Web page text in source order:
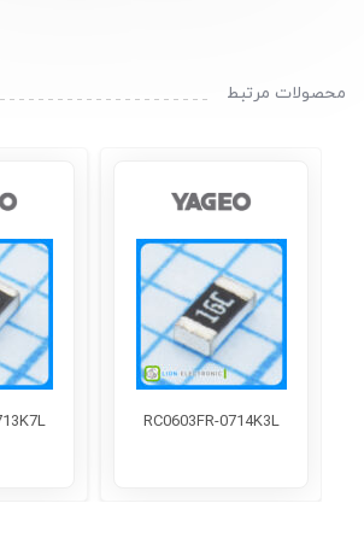
محصولات مرتبط
RC0603FR-0714K3L